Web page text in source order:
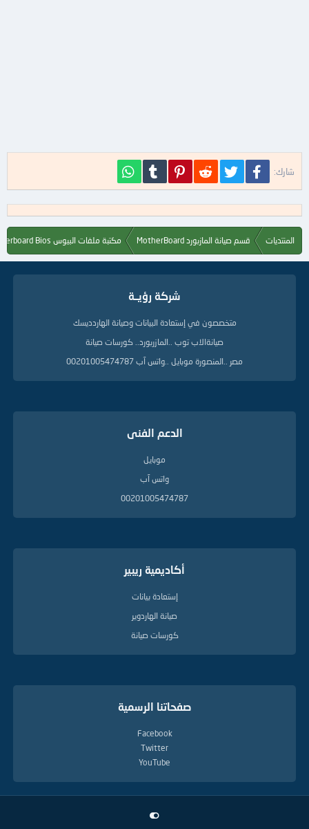
شارك: فيسبوك تويتر Reddit
Pinterest
Tumblr
المنتديات قسم صيانة المازبورد MotherBoard مكتبة ملفات البيوس Motherboard Bios
شركة رؤيــة
متخصصون في إستعادة البيانات وصيانة الهاردديسك
صيانةالاب توب ..المازربورد.. كورسات صيانة
مصر ..المنصورة موبايل ..واتس آب 00201005474787
الدعم الفنى
موبايل
واتس آب
00201005474787
أكاديمية ريبير
إستعادة بيانات
صيانة الهاردوير
كورسات صيانة
صفحاتنا الرسمية
Facebook
Twitter
YouTube